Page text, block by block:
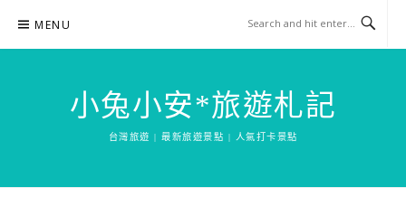
content
MENU
小兔小安*旅遊札記
台灣旅遊 | 最新旅遊景點 | 人氣打卡景點